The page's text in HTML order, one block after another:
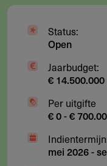
Status:
Open
Jaarbudget:
€ 14.500.000
Per uitgifte
€ 0 - €
mei 2026-